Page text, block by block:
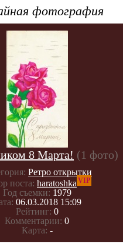
фотография
8 Марта! (1 фото)
Ретро открытки
поста: haratoshka VIP
Год съемки: 1979
06.03.2018 15:09
Рейтинг: 0
Комментарии: 0
Карта: -